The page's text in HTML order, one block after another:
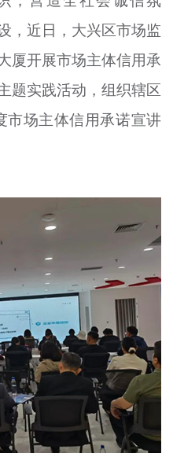
，近日，大兴区市场监
厦开展市场主体信用承
题实践活动，组织辖区
场主体信用承诺宣讲